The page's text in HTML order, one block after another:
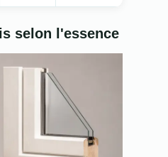
selon l'essence